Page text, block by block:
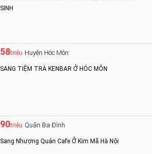
SINH
58triệu Huyện Hóc Môn
SANG TIỆM TRÀ KENBAR Ở HÓC MÔN
90triệu Quận Ba Đình
Sang Nhượng Quán Cafe Ở Kim Mã Hà Nội